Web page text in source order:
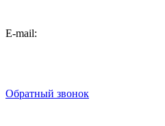
Е-mail:
Обратный звонок